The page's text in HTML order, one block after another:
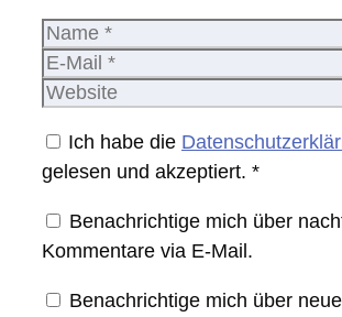
Name
Ich habe die
gelesen und akzeptiert. *
Benachrichtige mich über
Kommentare via E-Mail.
Benachrichtige mich über